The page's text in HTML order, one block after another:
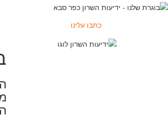
כתבו עלינו